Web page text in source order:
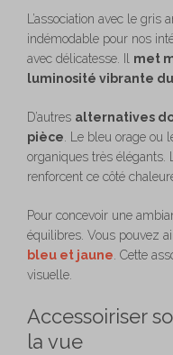
L’association avec le
indémodable pour nos
avec délicatesse. Il met
luminosité vibrante
D’autres alternatives
pièce . Le bleu orage ou
organiques très élégants.
renforcent ce côté
Pour concevoir une
équilibres. Vous pouvez
bleu et jaune . Cette
visuelle.
Accessoiriser
la vue